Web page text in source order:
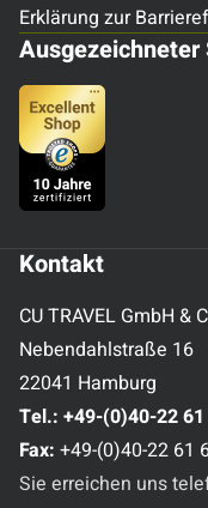
Erklärung zur
Ausgezeichneter
Kontakt
CU TRAVEL GmbH &
Nebendahlstraße 16
22041 Hamburg
Tel.: +49-(0)40-22
Fax: +49-(0)40-22 61
Sie erreichen uns